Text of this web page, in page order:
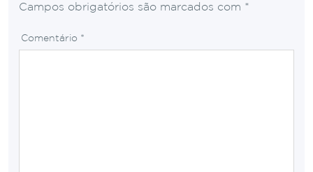
Campos obrigatórios são marcados com *
Comentário *